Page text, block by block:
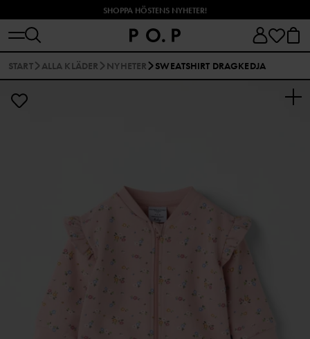
SHOPPA HÖSTENS NYHETER!
START ALLA KLÄDER NYHETER SWEATSHIRT DRAGKEDJA